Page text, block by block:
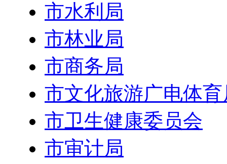
市水利局
市林业局
市商务局
市文化旅游广电体育
市卫生健康委员会
市审计局